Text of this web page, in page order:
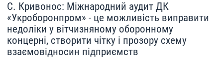
Історична довідка про діяльність Ради національної безпеки і оборони України
ОФІЦІЙНІ ДОКУМЕНТИ
ПРЕСЦЕНТР
С. Кривонос: Міжнародний аудит ДК
«Укроборонпром» - це можливість виправити
недоліки у вітчизняному оборонному
концерні, створити чітку і прозору схему
взаємовідносин підприємств